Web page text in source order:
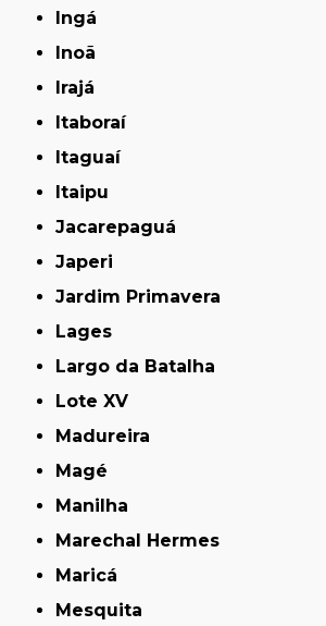
Ingá
Inoã
Irajá
Itaboraí
Itaguaí
Itaipu
Jacarepaguá
Japeri
Jardim Primavera
Lages
Largo da Batalha
Lote XV
Madureira
Magé
Manilha
Marechal Hermes
Maricá
Mesquita